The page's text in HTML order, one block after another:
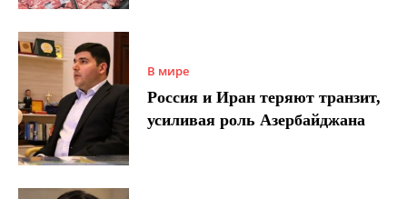
В мире
Россия и Иран теряют транзит,
усиливая роль Азербайджана